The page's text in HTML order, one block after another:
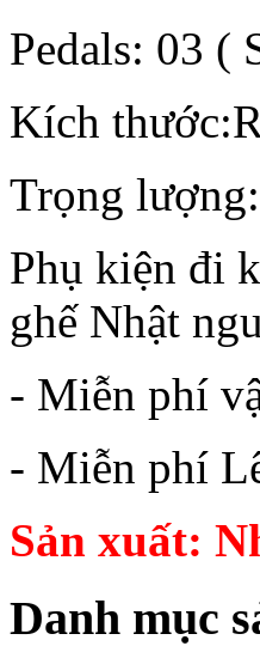
Pedals: 03 (
Kích
Trọng
Phụ kiện đi
ghế Nhật
- Miễn phí
- Miễn phí
Sản xuất:
Danh mục